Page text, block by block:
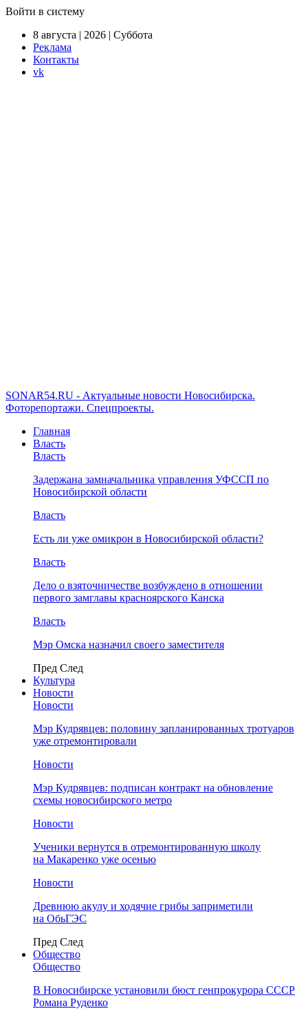
Войти в систему
8 августа | 2026 | Суббота
Реклама
Контакты
vk
SONAR54.RU - Актуальные новости Новосибирска.
Фоторепортажи. Спецпроекты.
Главная
Власть
Власть
Задержана замначальника управления УФССП по
Новосибирской области
Власть
Есть ли уже омикрон в Новосибирской области?
Власть
Дело о взяточничестве возбуждено в отношении
первого замглавы красноярского Канска
Власть
Мэр Омска назначил своего заместителя
Пред След
Культура
Новости
Новости
Мэр Кудрявцев: половину запланированных тротуаров
уже отремонтировали
Новости
Мэр Кудрявцев: подписан контракт на обновление
схемы новосибирского метро
Новости
Ученики вернутся в отремонтированную школу
на Макаренко уже осенью
Новости
Древнюю акулу и ходячие грибы заприметили
на ОбьГЭС
Пред След
Общество
Общество
В Новосибирске установили бюст генпрокурора СССР
Романа Руденко